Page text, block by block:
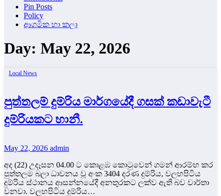
Pin Posts
Policy
ආගමික හා කලා
Day: May 22, 2026
Local News
පුත්තලම් දුම්රිය මාර්ගයේදී ගසක් කඩාවැටී
දුම්රියකට හානී.
May 22, 2026 admin
අද (22) උදෑසන 04.00 ට කොළඹ කොටුවෙන් ගමන් ආරම්භ කර
පුත්තලම බලා ධාවනය වූ අංක 3404 දරණ දුම්රිය, වලහපිටිය
දුම්රිය ස්ථානය ආසන්නයේදී අනතුරකට ලක්ව ඇති බව වාර්තා
වනවා. වලහපිටිය දුම්රිය…